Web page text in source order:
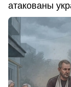
атакованы